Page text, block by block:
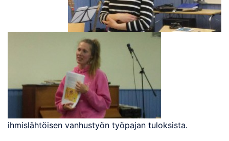
ihmislähtöisen vanhustyön työpajan tuloksista.